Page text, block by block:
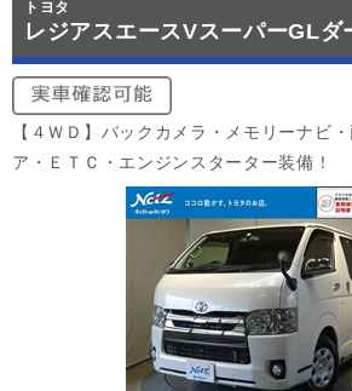
トヨタ
レジアスエースVスーパーGLダ
【４ＷＤ】バックカメラ・メモリーナビ
ア・ＥＴＣ・エンジンスターター装備！